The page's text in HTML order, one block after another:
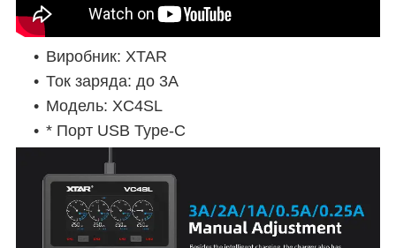
Виробник: XTAR
Ток заряда: до 3A
Модель: XC4SL
* Порт USB Type-C